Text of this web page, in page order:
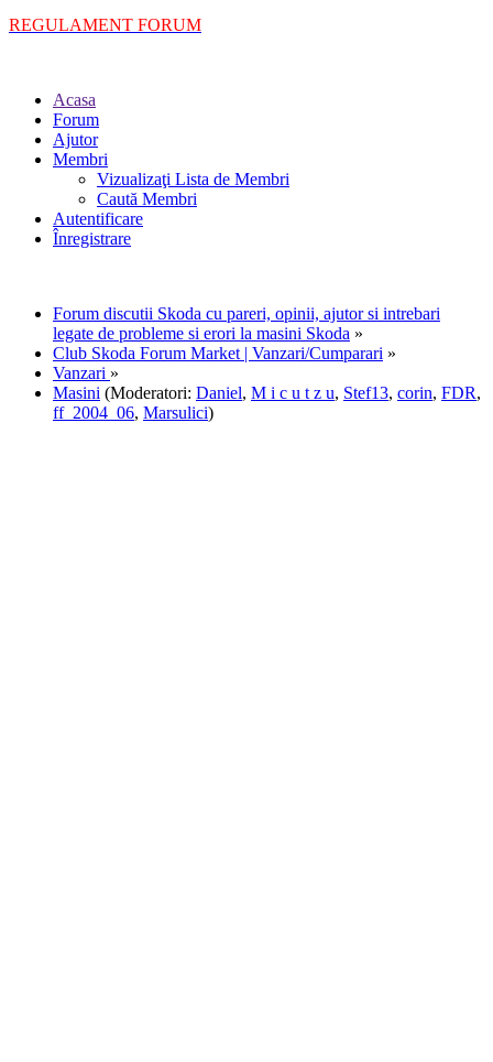
REGULAMENT FORUM
Acasa
Forum
Ajutor
Membri
Vizualizaţi Lista de Membri
Caută Membri
Autentificare
Înregistrare
Forum discutii Skoda cu pareri, opinii, ajutor si intrebari
legate de probleme si erori la masini Skoda »
Club Skoda Forum Market | Vanzari/Cumparari »
Vanzari »
Masini (Moderatori: Daniel, M i c u t z u, Stef13, corin, FDR,
ff_2004_06, Marsulici)